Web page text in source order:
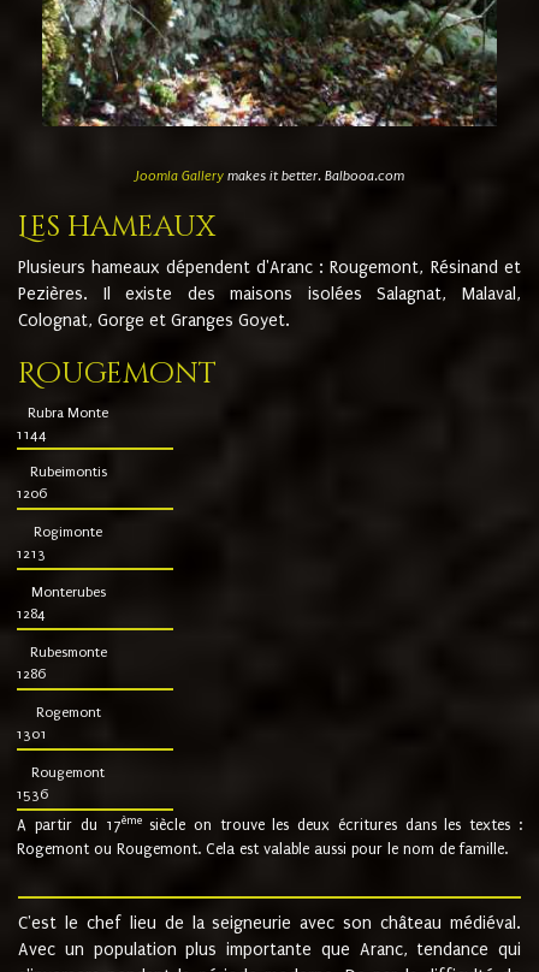
Joomla Gallerymakes it better. Balbooa.com
Les hameaux
Plusieurs hameaux dépendent d'Aranc : Rougemont, Résinand et
Pezières. Il existe des maisons isolées Salagnat, Malaval,
Colognat, Gorge et Granges Goyet.
Rougemont
Rubra Monte
1144
Rubeimontis
1206
Rogimonte
1213
Monterubes
1284
Rubesmonte
1286
Rogemont
1301
Rougemont
1536
A partir du 17ème siècle on trouve les deux écritures dans les textes :
Rogemont ou Rougemont. Cela est valable aussi pour le nom de famille.
C'est le chef lieu de la seigneurie avec son château médiéval.
Avec un population plus importante que Aranc, tendance qui